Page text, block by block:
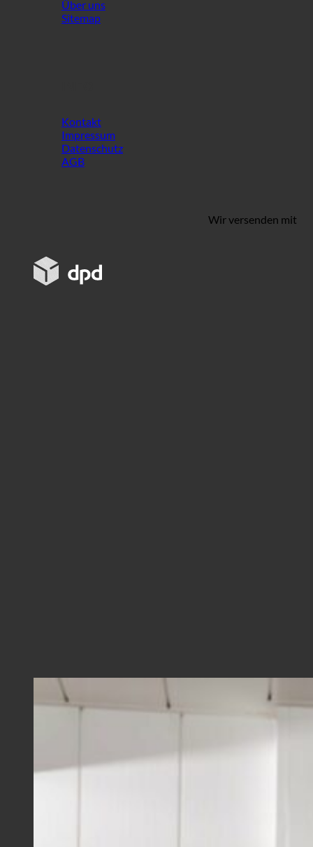
Über uns
Sitemap
Kontakt
Impressum
Datenschutz
AGB
Wir versenden mit